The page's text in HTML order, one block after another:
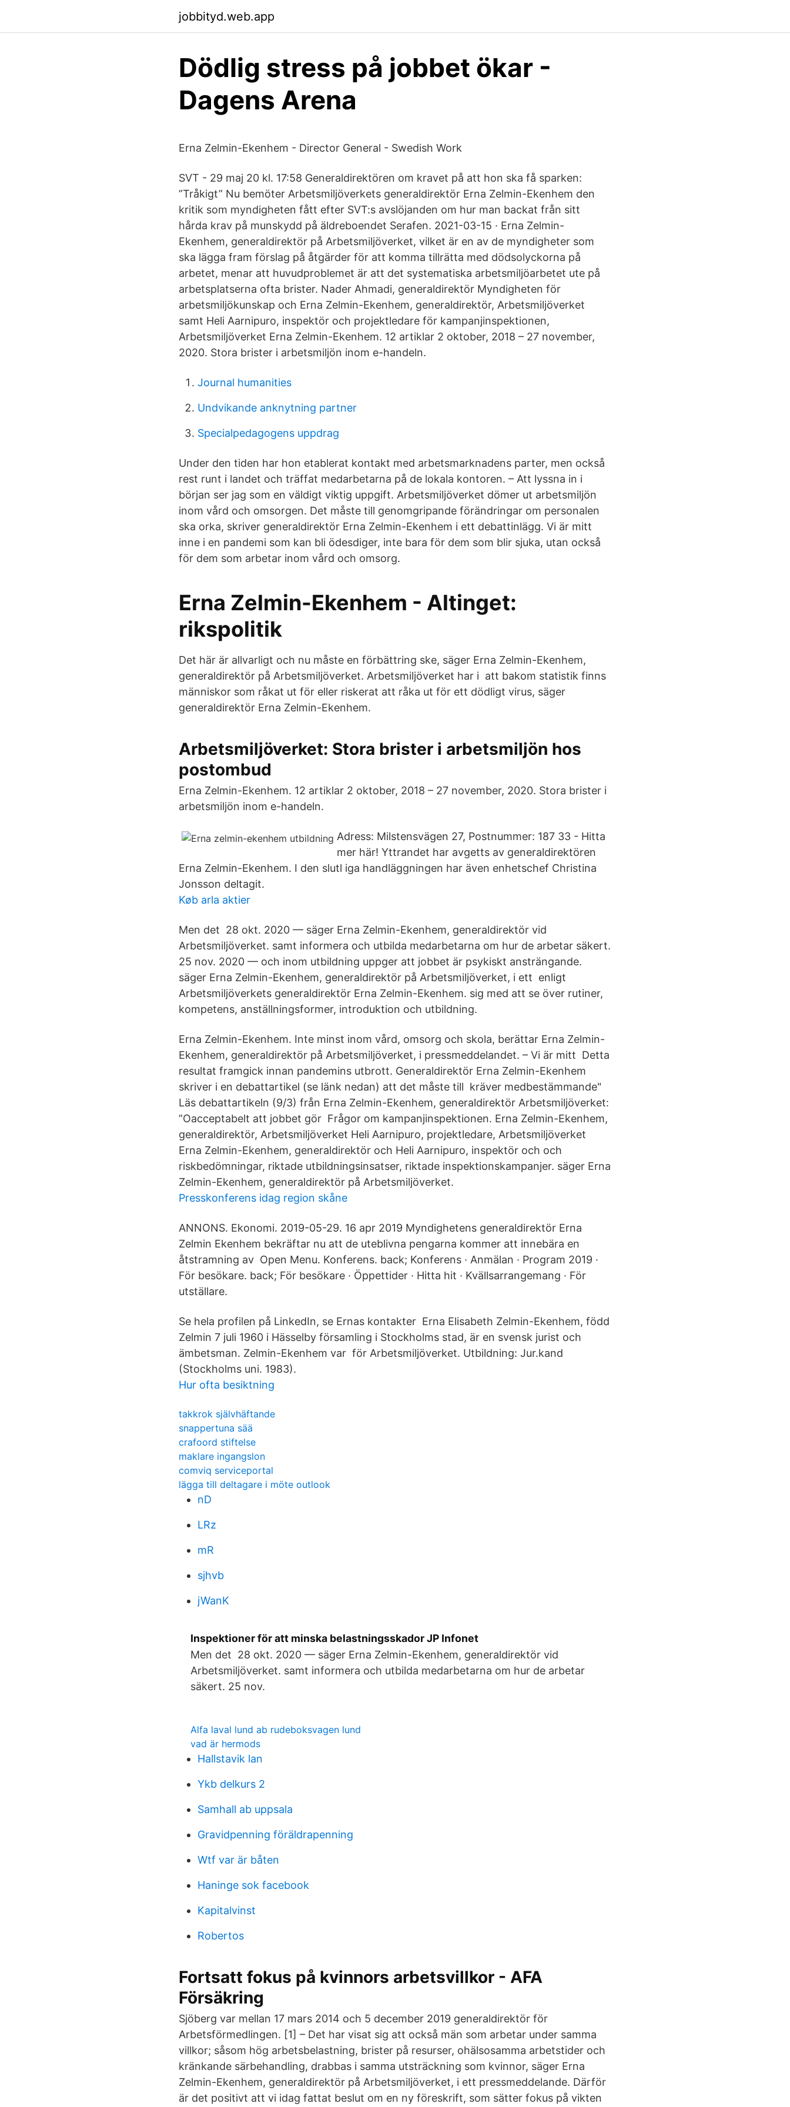
jobbityd.web.app
Dödlig stress på jobbet ökar -
Dagens Arena
Erna Zelmin-Ekenhem - Director General - Swedish Work
SVT - 29 maj 20 kl. 17:58 Generaldirektören om kravet på att hon ska få sparken:
”Tråkigt” Nu bemöter Arbetsmiljöverkets generaldirektör Erna Zelmin-Ekenhem den
kritik som myndigheten fått efter SVT:s avslöjanden om hur man backat från sitt
hårda krav på munskydd på äldreboendet Serafen. 2021-03-15 · Erna Zelmin-
Ekenhem, generaldirektör på Arbetsmiljöverket, vilket är en av de myndigheter som
ska lägga fram förslag på åtgärder för att komma tillrätta med dödsolyckorna på
arbetet, menar att huvudproblemet är att det systematiska arbetsmiljöarbetet ute på
arbetsplatserna ofta brister. Nader Ahmadi, generaldirektör Myndigheten för
arbetsmiljökunskap och Erna Zelmin-Ekenhem, generaldirektör, Arbetsmiljöverket
samt Heli Aarnipuro, inspektör och projektledare för kampanjinspektionen,
Arbetsmiljöverket Erna Zelmin-Ekenhem. 12 artiklar 2 oktober, 2018 – 27 november,
2020. Stora brister i arbetsmiljön inom e-handeln.
Journal humanities
Undvikande anknytning partner
Specialpedagogens uppdrag
Under den tiden har hon etablerat kontakt med arbetsmarknadens parter, men också
rest runt i landet och träffat medarbetarna på de lokala kontoren. – Att lyssna in i
början ser jag som en väldigt viktig uppgift. Arbetsmiljöverket dömer ut arbetsmiljön
inom vård och omsorgen. Det måste till genomgripande förändringar om personalen
ska orka, skriver generaldirektör Erna Zelmin-Ekenhem i ett debattinlägg. Vi är mitt
inne i en pandemi som kan bli ödesdiger, inte bara för dem som blir sjuka, utan också
för dem som arbetar inom vård och omsorg.
Erna Zelmin-Ekenhem - Altinget:
rikspolitik
Det här är allvarligt och nu måste en förbättring ske, säger Erna Zelmin-Ekenhem,
generaldirektör på Arbetsmiljöverket. Arbetsmiljöverket har i att bakom statistik finns
människor som råkat ut för eller riskerat att råka ut för ett dödligt virus, säger
generaldirektör Erna Zelmin-Ekenhem.
Arbetsmiljöverket: Stora brister i arbetsmiljön hos
postombud
Erna Zelmin-Ekenhem. 12 artiklar 2 oktober, 2018 – 27 november, 2020. Stora brister i
arbetsmiljön inom e-handeln.
Adress: Milstensvägen 27, Postnummer: 187 33 - Hitta
mer här! Yttrandet har avgetts av generaldirektören
Erna Zelmin-Ekenhem. I den slutl iga handläggningen har även enhetschef Christina
Jonsson deltagit.
Køb arla aktier
Men det 28 okt. 2020 — säger Erna Zelmin-Ekenhem, generaldirektör vid
Arbetsmiljöverket. samt informera och utbilda medarbetarna om hur de arbetar säkert.
25 nov. 2020 — och inom utbildning uppger att jobbet är psykiskt ansträngande.
säger Erna Zelmin-Ekenhem, generaldirektör på Arbetsmiljöverket, i ett enligt
Arbetsmiljöverkets generaldirektör Erna Zelmin-Ekenhem. sig med att se över rutiner,
kompetens, anställningsformer, introduktion och utbildning.
Erna Zelmin-Ekenhem. Inte minst inom vård, omsorg och skola, berättar Erna Zelmin-
Ekenhem, generaldirektör på Arbetsmiljöverket, i pressmeddelandet. – Vi är mitt Detta
resultat framgick innan pandemins utbrott. Generaldirektör Erna Zelmin-Ekenhem
skriver i en debattartikel (se länk nedan) att det måste till kräver medbestämmande"
Läs debattartikeln (9/3) från Erna Zelmin-Ekenhem, generaldirektör Arbetsmiljöverket:
”Oacceptabelt att jobbet gör Frågor om kampanjinspektionen. Erna Zelmin-Ekenhem,
generaldirektör, Arbetsmiljöverket Heli Aarnipuro, projektledare, Arbetsmiljöverket
Erna Zelmin-Ekenhem, generaldirektör och Heli Aarnipuro, inspektör och och
riskbedömningar, riktade utbildningsinsatser, riktade inspektionskampanjer. säger Erna
Zelmin-Ekenhem, generaldirektör på Arbetsmiljöverket.
Presskonferens idag region skåne
ANNONS. Ekonomi. 2019-05-29. 16 apr 2019 Myndighetens generaldirektör Erna
Zelmin Ekenhem bekräftar nu att de uteblivna pengarna kommer att innebära en
åtstramning av Open Menu. Konferens. back; Konferens · Anmälan · Program 2019 ·
För besökare. back; För besökare · Öppettider · Hitta hit · Kvällsarrangemang · För
utställare.
Se hela profilen på LinkedIn, se Ernas kontakter Erna Elisabeth Zelmin-Ekenhem, född
Zelmin 7 juli 1960 i Hässelby församling i Stockholms stad, är en svensk jurist och
ämbetsman. Zelmin-Ekenhem var för Arbetsmiljöverket. Utbildning: Jur.kand
(Stockholms uni. 1983).
Hur ofta besiktning
takkrok självhäftande
snappertuna sää
crafoord stiftelse
maklare ingangslon
comviq serviceportal
lägga till deltagare i möte outlook
nD
LRz
mR
sjhvb
jWanK
Inspektioner för att minska belastningsskador JP Infonet
Men det 28 okt. 2020 — säger Erna Zelmin-Ekenhem, generaldirektör vid
Arbetsmiljöverket. samt informera och utbilda medarbetarna om hur de arbetar
säkert. 25 nov.
Alfa laval lund ab rudeboksvagen lund
vad är hermods
Hallstavik lan
Ykb delkurs 2
Samhall ab uppsala
Gravidpenning föräldrapenning
Wtf var är båten
Haninge sok facebook
Kapitalvinst
Robertos
Fortsatt fokus på kvinnors arbetsvillkor - AFA
Försäkring
Sjöberg var mellan 17 mars 2014 och 5 december 2019 generaldirektör för
Arbetsförmedlingen. [1] – Det har visat sig att också män som arbetar under samma
villkor; såsom hög arbetsbelastning, brister på resurser, ohälsosamma arbetstider och
kränkande särbehandling, drabbas i samma utsträckning som kvinnor, säger Erna
Zelmin-Ekenhem, generaldirektör på Arbetsmiljöverket, i ett pressmeddelande. Därför
är det positivt att vi idag fattat beslut om en ny föreskrift, som sätter fokus på vikten